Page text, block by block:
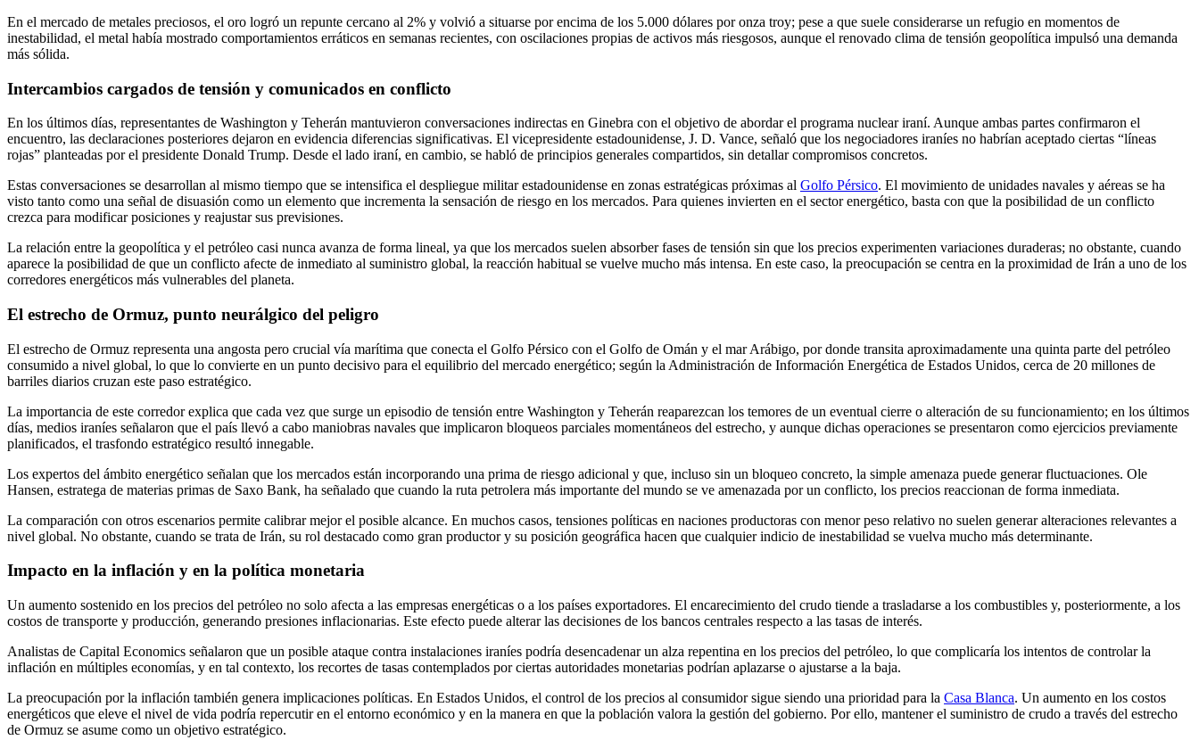
En el mercado de metales preciosos, el oro logró un repunte cercano al 2% y volvió a situarse por encima de los 5.000 dólares por onza troy; pese a que suele considerarse un refugio en momentos de
inestabilidad, el metal había mostrado comportamientos erráticos en semanas recientes, con oscilaciones propias de activos más riesgosos, aunque el renovado clima de tensión geopolítica impulsó una demanda
más sólida.
Intercambios cargados de tensión y comunicados en conflicto
En los últimos días, representantes de Washington y Teherán mantuvieron conversaciones indirectas en Ginebra con el objetivo de abordar el programa nuclear iraní. Aunque ambas partes confirmaron el
encuentro, las declaraciones posteriores dejaron en evidencia diferencias significativas. El vicepresidente estadounidense, J. D. Vance, señaló que los negociadores iraníes no habrían aceptado ciertas “líneas
rojas” planteadas por el presidente Donald Trump. Desde el lado iraní, en cambio, se habló de principios generales compartidos, sin detallar compromisos concretos.
Estas conversaciones se desarrollan al mismo tiempo que se intensifica el despliegue militar estadounidense en zonas estratégicas próximas al Golfo Pérsico. El movimiento de unidades navales y aéreas se ha
visto tanto como una señal de disuasión como un elemento que incrementa la sensación de riesgo en los mercados. Para quienes invierten en el sector energético, basta con que la posibilidad de un conflicto
crezca para modificar posiciones y reajustar sus previsiones.
La relación entre la geopolítica y el petróleo casi nunca avanza de forma lineal, ya que los mercados suelen absorber fases de tensión sin que los precios experimenten variaciones duraderas; no obstante, cuando
aparece la posibilidad de que un conflicto afecte de inmediato al suministro global, la reacción habitual se vuelve mucho más intensa. En este caso, la preocupación se centra en la proximidad de Irán a uno de los
corredores energéticos más vulnerables del planeta.
El estrecho de Ormuz, punto neurálgico del peligro
El estrecho de Ormuz representa una angosta pero crucial vía marítima que conecta el Golfo Pérsico con el Golfo de Omán y el mar Arábigo, por donde transita aproximadamente una quinta parte del petróleo
consumido a nivel global, lo que lo convierte en un punto decisivo para el equilibrio del mercado energético; según la Administración de Información Energética de Estados Unidos, cerca de 20 millones de
barriles diarios cruzan este paso estratégico.
La importancia de este corredor explica que cada vez que surge un episodio de tensión entre Washington y Teherán reaparezcan los temores de un eventual cierre o alteración de su funcionamiento; en los últimos
días, medios iraníes señalaron que el país llevó a cabo maniobras navales que implicaron bloqueos parciales momentáneos del estrecho, y aunque dichas operaciones se presentaron como ejercicios previamente
planificados, el trasfondo estratégico resultó innegable.
Los expertos del ámbito energético señalan que los mercados están incorporando una prima de riesgo adicional y que, incluso sin un bloqueo concreto, la simple amenaza puede generar fluctuaciones. Ole
Hansen, estratega de materias primas de Saxo Bank, ha señalado que cuando la ruta petrolera más importante del mundo se ve amenazada por un conflicto, los precios reaccionan de forma inmediata.
La comparación con otros escenarios permite calibrar mejor el posible alcance. En muchos casos, tensiones políticas en naciones productoras con menor peso relativo no suelen generar alteraciones relevantes a
nivel global. No obstante, cuando se trata de Irán, su rol destacado como gran productor y su posición geográfica hacen que cualquier indicio de inestabilidad se vuelva mucho más determinante.
Impacto en la inflación y en la política monetaria
Un aumento sostenido en los precios del petróleo no solo afecta a las empresas energéticas o a los países exportadores. El encarecimiento del crudo tiende a trasladarse a los combustibles y, posteriormente, a los
costos de transporte y producción, generando presiones inflacionarias. Este efecto puede alterar las decisiones de los bancos centrales respecto a las tasas de interés.
Analistas de Capital Economics señalaron que un posible ataque contra instalaciones iraníes podría desencadenar un alza repentina en los precios del petróleo, lo que complicaría los intentos de controlar la
inflación en múltiples economías, y en tal contexto, los recortes de tasas contemplados por ciertas autoridades monetarias podrían aplazarse o ajustarse a la baja.
La preocupación por la inflación también genera implicaciones políticas. En Estados Unidos, el control de los precios al consumidor sigue siendo una prioridad para la Casa Blanca. Un aumento en los costos
energéticos que eleve el nivel de vida podría repercutir en el entorno económico y en la manera en que la población valora la gestión del gobierno. Por ello, mantener el suministro de crudo a través del estrecho
de Ormuz se asume como un objetivo estratégico.